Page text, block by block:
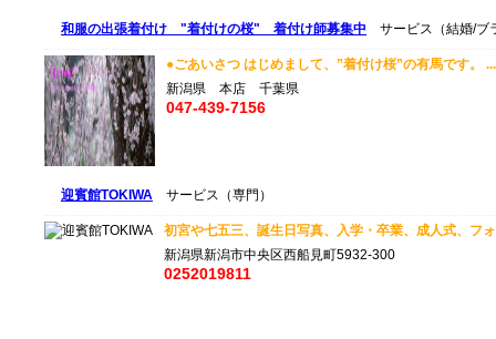
和服の出張着付け "着付けの桜" 着付け師募集中 サービス（結婚/ブ
●ごあいさつ はじめまして、”着付け桜”の有馬です
新潟県 本店 千葉県
047-439-7156
迎賓館TOKIWA サービス（専門）
初宮や七五三、誕生日写真、入学・卒業、成人式、フ
新潟県新潟市中央区西船見町5932-300
0252019811